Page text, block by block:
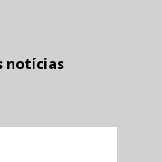
notícias